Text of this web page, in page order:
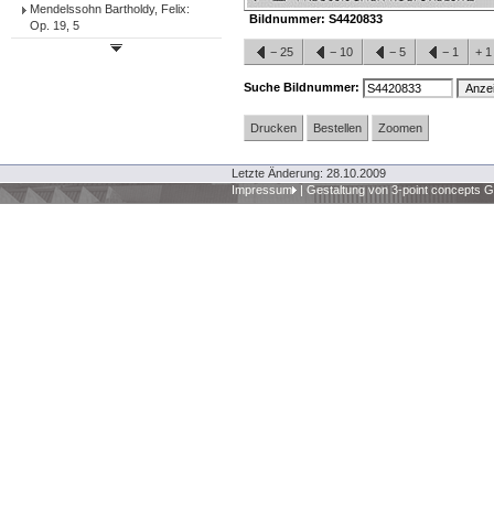
Mendelssohn Bartholdy, Felix:
Op. 19, 5
Bildnummer:S4420833
− 25 − 10 − 5 − 1 +
Suche Bildnummer:
Drucken Bestellen Zoomen
Letzte Änderung: 28.10.2009
Impressum
Gestaltung von 3-point concepts